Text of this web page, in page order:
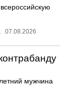
07.08.2026
мужчина